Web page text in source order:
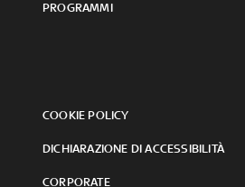
PROGRAMMI
COOKIE POLICY
DICHIARAZIONE DI ACCESSIBILITÀ
CORPORATE